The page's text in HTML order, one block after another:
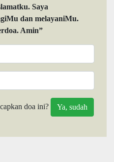
Saya
dan melayaniMu.
Amin”
doa ini?